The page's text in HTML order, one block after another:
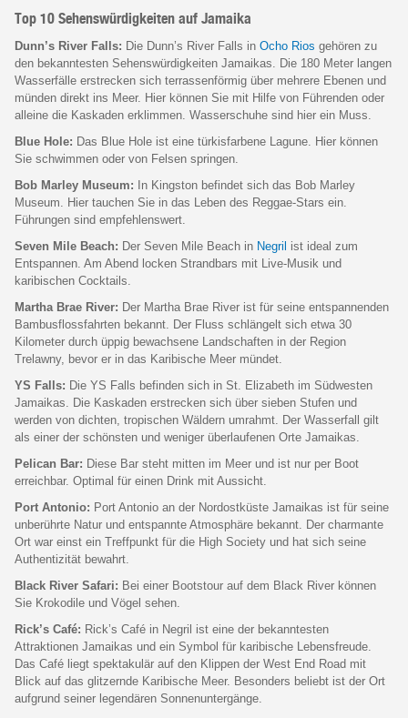
Top 10 Sehenswürdigkeiten auf Jamaika
Dunn’s River Falls: Die Dunn’s River Falls in Ocho Rios gehören zu
den bekanntesten Sehenswürdigkeiten Jamaikas. Die 180 Meter langen
Wasserfälle erstrecken sich terrassenförmig über mehrere Ebenen und
münden direkt ins Meer. Hier können Sie mit Hilfe von Führenden oder
alleine die Kaskaden erklimmen. Wasserschuhe sind hier ein Muss.
Blue Hole: Das Blue Hole ist eine türkisfarbene Lagune. Hier können
Sie schwimmen oder von Felsen springen.
Bob Marley Museum: In Kingston befindet sich das Bob Marley
Museum. Hier tauchen Sie in das Leben des Reggae-Stars ein.
Führungen sind empfehlenswert.
Seven Mile Beach: Der Seven Mile Beach in Negril ist ideal zum
Entspannen. Am Abend locken Strandbars mit Live-Musik und
karibischen Cocktails.
Martha Brae River: Der Martha Brae River ist für seine entspannenden
Bambusflossfahrten bekannt. Der Fluss schlängelt sich etwa 30
Kilometer durch üppig bewachsene Landschaften in der Region
Trelawny, bevor er in das Karibische Meer mündet.
YS Falls: Die YS Falls befinden sich in St. Elizabeth im Südwesten
Jamaikas. Die Kaskaden erstrecken sich über sieben Stufen und
werden von dichten, tropischen Wäldern umrahmt. Der Wasserfall gilt
als einer der schönsten und weniger überlaufenen Orte Jamaikas.
Pelican Bar: Diese Bar steht mitten im Meer und ist nur per Boot
erreichbar. Optimal für einen Drink mit Aussicht.
Port Antonio: Port Antonio an der Nordostküste Jamaikas ist für seine
unberührte Natur und entspannte Atmosphäre bekannt. Der charmante
Ort war einst ein Treffpunkt für die High Society und hat sich seine
Authentizität bewahrt.
Black River Safari: Bei einer Bootstour auf dem Black River können
Sie Krokodile und Vögel sehen.
Rick’s Café: Rick’s Café in Negril ist eine der bekanntesten
Attraktionen Jamaikas und ein Symbol für karibische Lebensfreude.
Das Café liegt spektakulär auf den Klippen der West End Road mit
Blick auf das glitzernde Karibische Meer. Besonders beliebt ist der Ort
aufgrund seiner legendären Sonnenuntergänge.